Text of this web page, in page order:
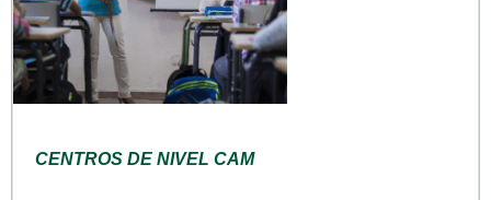
CENTROS DE NIVEL CAM